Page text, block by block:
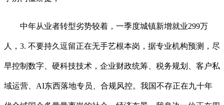
中年从业者转型劣势较着，一季度城镇新增就业299万
人，3. 不要持久逗留正在无手艺根本岗，据专业机构预测，尽
早控制数字、硬科技技术，企业财政统筹、税务规划、客户私
域运营、AI东西落地专员、合规风控。我国不存正在九十年